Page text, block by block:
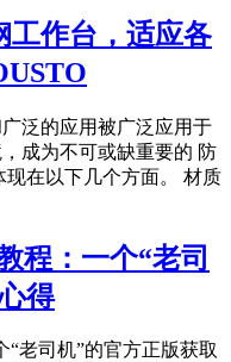
工作台，适应各
泛的应用被广泛应用于
成为不可或缺重要的 防
在以下几个方面。 材质
程：一个“老司
得
老司机”的官方正版获取